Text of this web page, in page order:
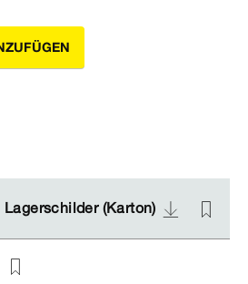
Lagerschilder (Karton)
Lagerschilder (Karton)